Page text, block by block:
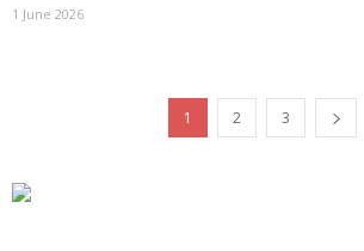
1 June 2026
1 2 3